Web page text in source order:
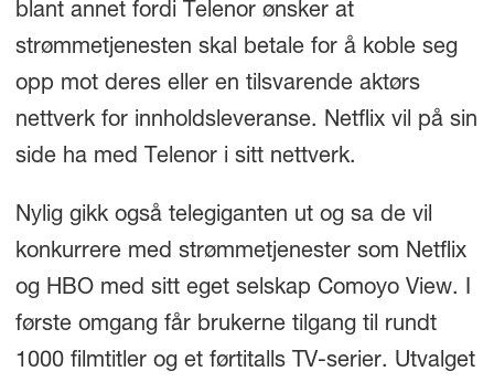
blant annet fordi Telenor ønsker at
strømmetjenesten skal betale for å koble seg
opp mot deres eller en tilsvarende aktørs
nettverk for innholdsleveranse. Netflix vil på sin
side ha med Telenor i sitt nettverk.
Nylig gikk også telegiganten ut og sa de vil
konkurrere med strømmetjenester som Netflix
og HBO med sitt eget selskap Comoyo View. I
første omgang får brukerne tilgang til rundt
1000 filmtitler og et førtitalls TV-serier. Utvalget